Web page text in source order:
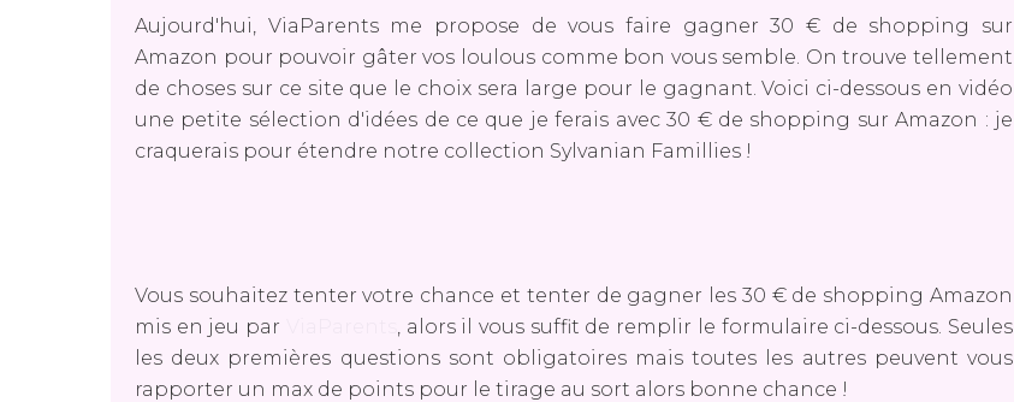
Aujourd'hui, ViaParents me propose de vous faire gagner 30 € de shopping sur
Amazon pour pouvoir gâter vos loulous comme bon vous semble. On trouve tellement
de choses sur ce site que le choix sera large pour le gagnant. Voici ci-dessous en vidéo
une petite sélection d'idées de ce que je ferais avec 30 € de shopping sur Amazon : je
craquerais pour étendre notre collection Sylvanian Famillies !
Vous souhaitez tenter votre chance et tenter de gagner les 30 € de shopping Amazon
mis en jeu par
, alors il vous suffit de remplir le formulaire ci-dessous. Seules
les deux premières questions sont obligatoires mais toutes les autres peuvent vous
rapporter un max de points pour le tirage au sort alors bonne chance !